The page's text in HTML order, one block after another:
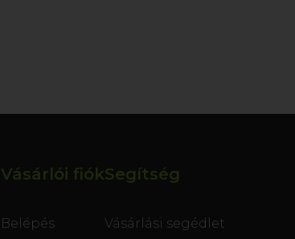
Vásárlói fiók
Belépés
Segítség
Vásárlási segédlet